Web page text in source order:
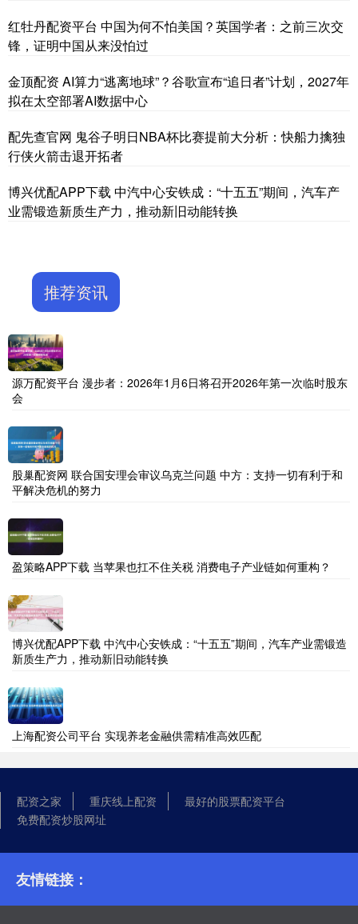
红牡丹配资平台 中国为何不怕美国？英国学者：之前三次交
锋，证明中国从来没怕过
金顶配资 AI算力“逃离地球”？谷歌宣布“追日者”计划，2027年
拟在太空部署AI数据中心
配先查官网 鬼谷子明日NBA杯比赛提前大分析：快船力擒独
行侠火箭击退开拓者
博兴优配APP下载 中汽中心安铁成：“十五五”期间，汽车产
业需锻造新质生产力，推动新旧动能转换
推荐资讯
源万配资平台 漫步者：2026年1月6日将召开2026年第一次临时股东
会
股巢配资网 联合国安理会审议乌克兰问题 中方：支持一切有利于和
平解决危机的努力
盈策略APP下载 当苹果也扛不住关税 消费电子产业链如何重构？
博兴优配APP下载 中汽中心安铁成：“十五五”期间，汽车产业需锻造
新质生产力，推动新旧动能转换
上海配资公司平台 实现养老金融供需精准高效匹配
配资之家 重庆线上配资
最好的股票配资平台
免费配资炒股网址
友情链接：